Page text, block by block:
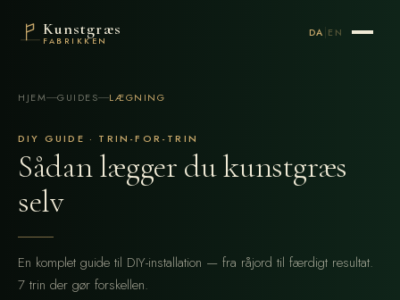
Kunstgræs
FABRIKKEN
DA | EN
HJEM GUIDES LÆGNING
DIY GUIDE · TRIN-FOR-TRIN
Sådan lægger du kunstgræs
selv
En komplet guide til DIY-installation — fra råjord til færdigt resultat.
7 trin der gør forskellen.